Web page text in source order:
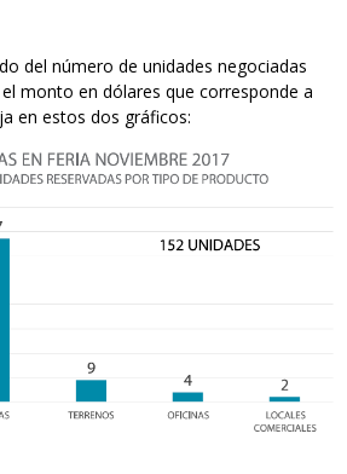
del número de unidades negociadas
monto en dólares que corresponde a
en estos dos gráficos: